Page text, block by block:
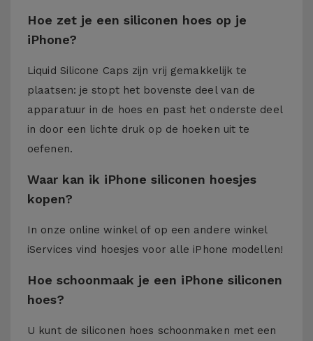
Hoe zet je een siliconen hoes op je
iPhone?
Liquid Silicone Caps zijn vrij gemakkelijk te
plaatsen: je stopt het bovenste deel van de
apparatuur in de hoes en past het onderste deel
in door een lichte druk op de hoeken uit te
oefenen.
Waar kan ik iPhone siliconen hoesjes
kopen?
In onze online winkel of op een andere winkel
iServices vind hoesjes voor alle iPhone modellen!
Hoe schoonmaak je een iPhone siliconen
hoes?
U kunt de siliconen hoes schoonmaken met een